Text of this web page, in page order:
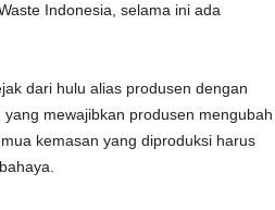
Indonesia, selama ini ada
dari hulu alias produsen dengan
mewajibkan produsen mengubah
kemasan yang diproduksi harus